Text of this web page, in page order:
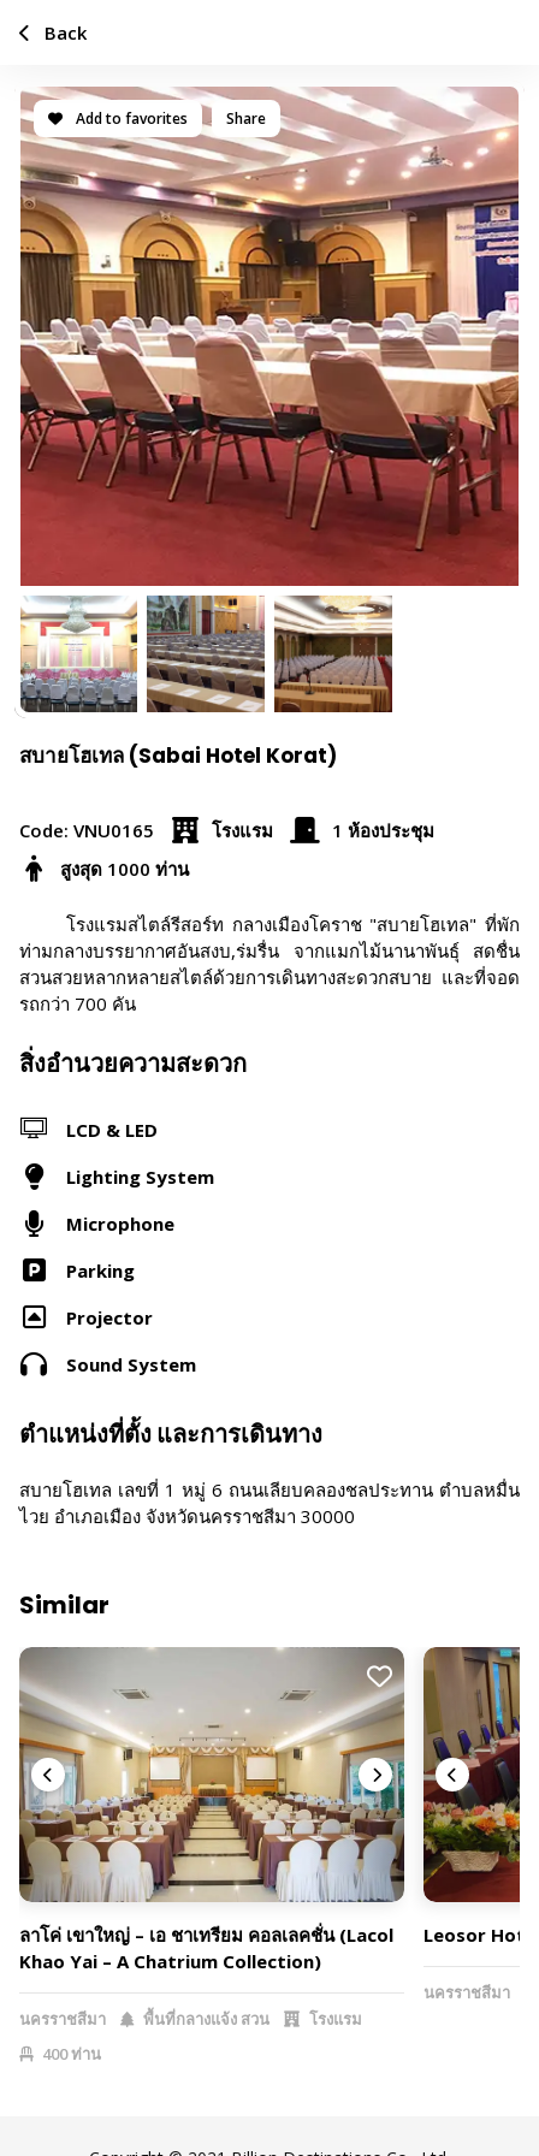
Add to favorites Share
สบายโฮเทล (Sabai Hotel Korat)
Code: VNU0165 โรงแรม
1 ห้องประชุม
สูงสุด 1000 ท่าน
โรงแรมสไตล์รีสอร์ท กลางเมืองโคราช "สบายโฮเทล" ที่พัก
ท่ามกลางบรรยากาศอันสงบ,ร่มรื่น จากแมกไม้นานาพันธุ์ สดชื่น
สวนสวยหลากหลายสไตล์ด้วยการเดินทางสะดวกสบาย และที่จอด
รถกว่า 700 คัน
สิ่งอำนวยความสะดวก
LCD & LED
Lighting System
Microphone
Parking
Projector
Sound System
ตำแหน่งที่ตั้ง และการเดินทาง
สบายโฮเทล เลขที่ 1 หมู่ 6 ถนนเลียบคลองชลประทาน ตำบลหมื่น
ไวย อำเภอเมือง จังหวัดนครราชสีมา 30000
Back
Similar
ลาโค่ เขาใหญ่ – เอ ชาเทรียม คอลเลคชั่น (Lacol
Khao Yai – A Chatrium Collection)
นครราชสีมา พื้นที่กลางแจ้ง สวน
โรงแรม
400 ท่าน
Leosor
นครราชสีมา